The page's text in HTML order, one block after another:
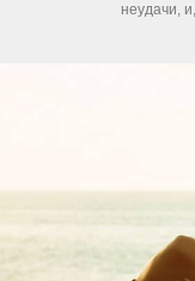
неудачи,